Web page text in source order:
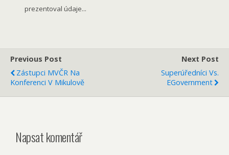
prezentoval údaje...
Previous Post
Zástupci MVČR Na
Konferenci V Mikulově
Next Post
Superúředníci Vs.
EGovernment
Napsat komentář